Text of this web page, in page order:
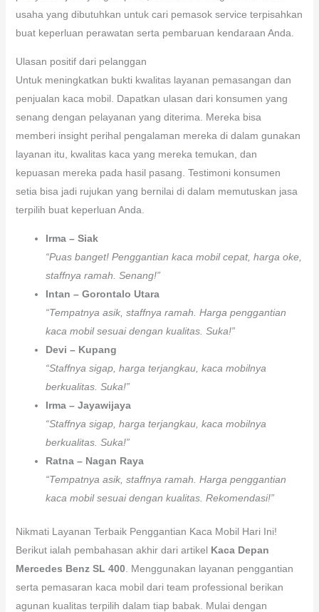
usaha yang dibutuhkan untuk cari pemasok service terpisahkan
buat keperluan perawatan serta pembaruan kendaraan Anda.
Ulasan positif dari pelanggan
Untuk meningkatkan bukti kwalitas layanan pemasangan dan
penjualan kaca mobil. Dapatkan ulasan dari konsumen yang
senang dengan pelayanan yang diterima. Mereka bisa
memberi insight perihal pengalaman mereka di dalam gunakan
layanan itu, kwalitas kaca yang mereka temukan, dan
kepuasan mereka pada hasil pasang. Testimoni konsumen
setia bisa jadi rujukan yang bernilai di dalam memutuskan jasa
terpilih buat keperluan Anda.
Irma – Siak
“Puas banget! Penggantian kaca mobil cepat, harga oke,
staffnya ramah. Senang!”
Intan – Gorontalo Utara
“Tempatnya asik, staffnya ramah. Harga penggantian
kaca mobil sesuai dengan kualitas. Suka!”
Devi – Kupang
“Staffnya sigap, harga terjangkau, kaca mobilnya
berkualitas. Suka!”
Irma – Jayawijaya
“Staffnya sigap, harga terjangkau, kaca mobilnya
berkualitas. Suka!”
Ratna – Nagan Raya
“Tempatnya asik, staffnya ramah. Harga penggantian
kaca mobil sesuai dengan kualitas. Rekomendasi!”
Nikmati Layanan Terbaik Penggantian Kaca Mobil Hari Ini!
Berikut ialah pembahasan akhir dari artikel Kaca Depan
Mercedes Benz SL 400. Menggunakan layanan penggantian
serta pemasaran kaca mobil dari team professional berikan
agunan kualitas terpilih dalam tiap babak. Mulai dengan